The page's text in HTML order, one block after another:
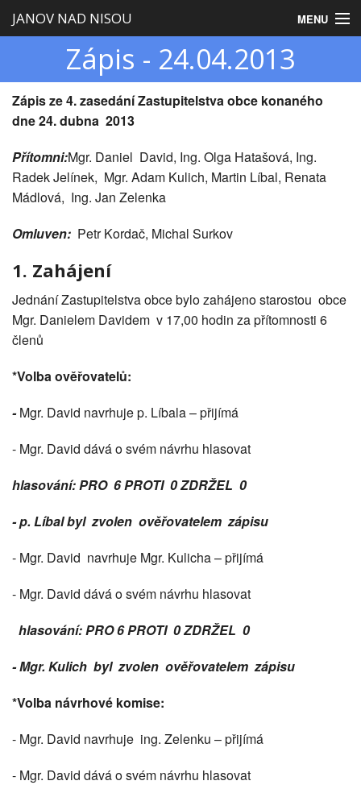
JANOV NAD NISOU MENU
Zastupitelstvo
Obec
Turistika
Zápis - 24.04.2013
Zápisze 4. zasedání Zastupitelstva obce konaného
dne 24. dubna 2013
Přítomni:Mgr. Daniel David, Ing. Olga Hatašová, Ing.
Radek Jelínek, Mgr. Adam Kulich, Martin Líbal, Renata
Mádlová, Ing. Jan Zelenka
Omluven: Petr Kordač, Michal Surkov
1. Zahájení
Jednání Zastupitelstva obce bylo zahájeno starostou obce
Mgr. Danielem Davidem v 17,00 hodin za přítomnosti 6
členů
*Volba ověřovatelů:
-Mgr. David navrhuje p. Líbala – přijímá
- Mgr. David dává o svém návrhu hlasovat
hlasování: PRO 6 PROTI 0 ZDRŽEL 0
- p. Líbal byl zvolen ověřovatelem zápisu
- Mgr. David navrhuje Mgr. Kulicha – přijímá
- Mgr. David dává o svém návrhu hlasovat
hlasování: PRO 6 PROTI 0 ZDRŽEL 0
- Mgr. Kulich byl zvolen ověřovatelem zápisu
*Volba návrhové komise:
- Mgr. David navrhuje ing. Zelenku – přijímá
- Mgr. David dává o svém návrhu hlasovat